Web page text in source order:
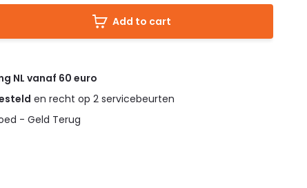
Add to cart
NL vanaf 60 euro
en recht op 2 servicebeurten
- Geld Terug